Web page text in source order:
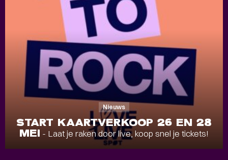
Nieuws
START KAARTVERKOOP 26 EN 28
MEI - Laat je raken door live, koop snel je tickets!